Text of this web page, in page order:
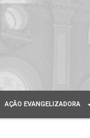
AÇÃO EVANGELIZADORA